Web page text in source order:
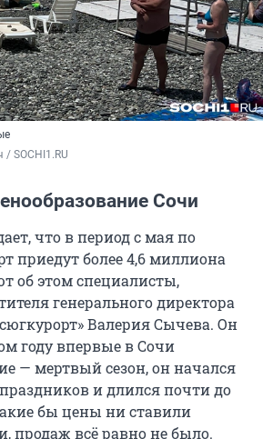
SOCHI1.RU
Сочи
что в период с мая по
приедут более 4,6 миллиона
об этом специалисты,
генерального директора
Валерия Сычева. Он
году впервые в Сочи
— мертвый сезон, он начался
и длился почти до
бы цены ни ставили
продаж всё равно не было.